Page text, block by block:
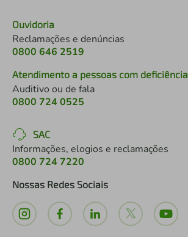
Ouvidoria
Reclamações e denúncias
0800 646 2519
Atendimento a pessoas com deficiência
Auditivo ou de fala
0800 724 0525
SAC
Informações, elogios e reclamações
0800 724 7220
Nossas Redes Sociais